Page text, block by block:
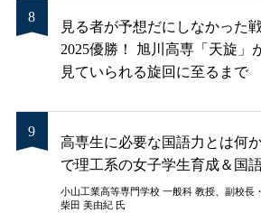
見る者が予想だにしなかった
2025優勝！ 旭川高専「天旋」
見ていられる旋回に至るまで
高専生に必要な国語力とは何
で理工系の女子学生育成＆国
小山工業高等専門学校 一般科 教授、副校長
柴田 美由紀 氏